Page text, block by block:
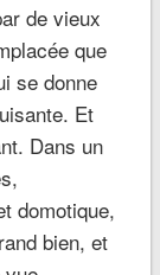
de vieux
que
se donne
Et
Dans un
domotique,
bien, et